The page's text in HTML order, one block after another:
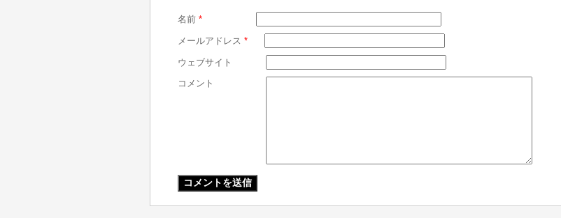
名前 *
メールアドレス *
ウェブサイト
コメント